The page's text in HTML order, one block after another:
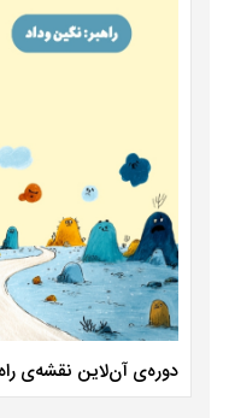
دوره‌ی آن‌لاین نقشه‌ی راه